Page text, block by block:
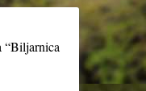
“Biljarnica